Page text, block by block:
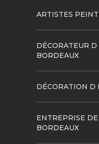
ARTISTES
DÉCORATEUR
BORDEAUX
DÉCORATION D
ENTREPRISE
BORDEAUX